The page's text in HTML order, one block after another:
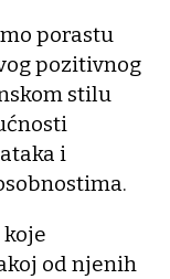
porastu
pozitivnog
stilu
i
od njenih